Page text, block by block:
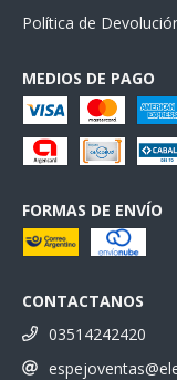
Política de
MEDIOS DE PAGO
FORMAS DE ENVÍO
CONTACTANOS
03514242420